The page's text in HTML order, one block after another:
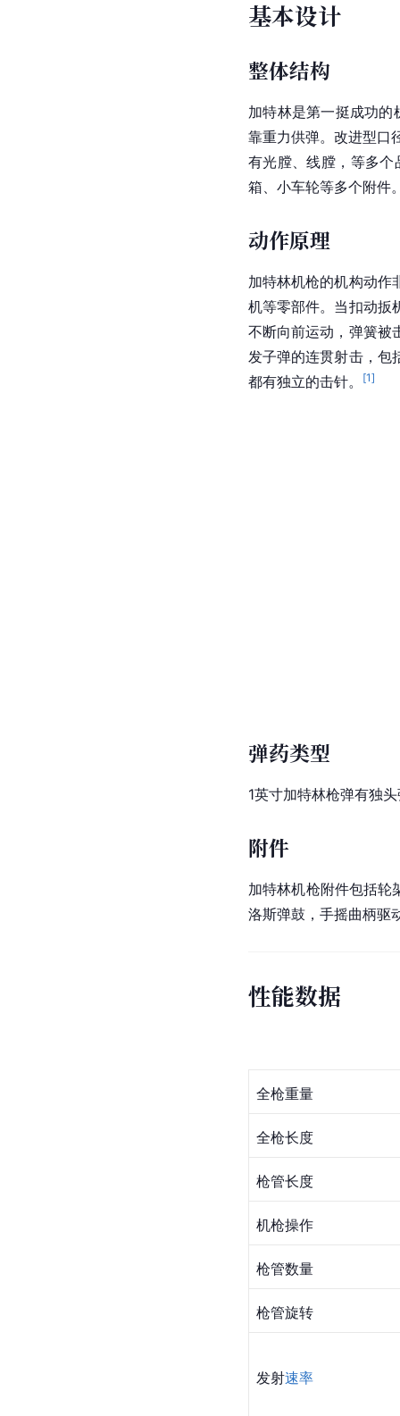
基本设计
整体结构
加特林是第一挺成功的
靠重力供弹。改进型口
有光膛、线膛，等多个
箱、小车轮等多个附件
动作原理
加特林机枪的机构动作
机等零部件。当扣动扳
不断向前运动，弹簧被
发子弹的连贯射击，包
都有独立的击针。
[1]
弹药类型
1英寸加特林枪弹有独
附件
加特林机枪附件包括轮
洛斯弹鼓，手摇曲柄驱
性能数据
全枪重量
全枪长度
枪管长度
机枪操作
枪管数量
枪管旋转
发射速率